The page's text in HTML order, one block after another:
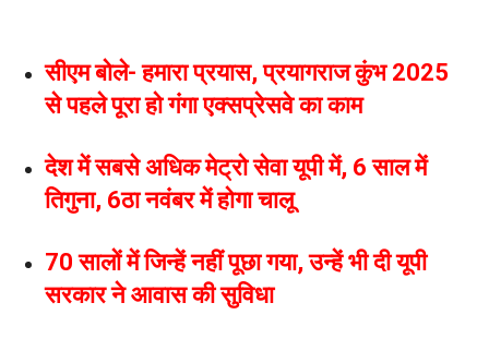
सीएम बोले- हमारा प्रयास, प्रयागराज कुंभ 2025
से पहले पूरा हो गंगा एक्सप्रेसवे का काम
देश में सबसे अधिक मेट्रो सेवा यूपी में, 6 साल में
तिगुना, 6ठा नवंबर में होगा चालू
70 सालों में जिन्हें नहीं पूछा गया, उन्हें भी दी यूपी
सरकार ने आवास की सुविधा